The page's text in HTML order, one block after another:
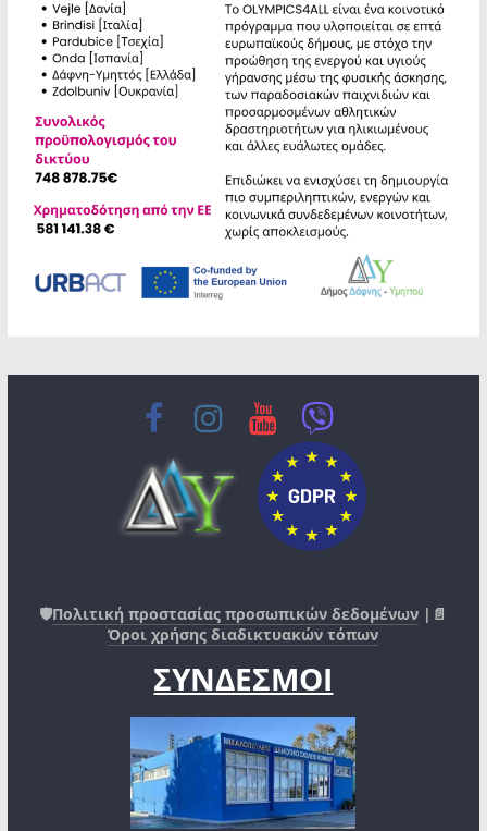
🛡️Πολιτική προστασίας προσωπικών δεδομένων |📄
Όροι χρήσης διαδικτυακών τόπων
ΣΥΝΔΕΣΜΟΙ